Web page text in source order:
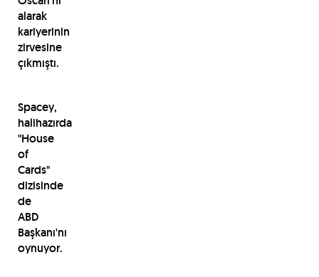
alarak
kariyerinin
zirvesine
çıkmıştı.
Spacey,
halihazırda
"House
of
Cards"
dizisinde
de
ABD
Başkanı'nı
oynuyor.